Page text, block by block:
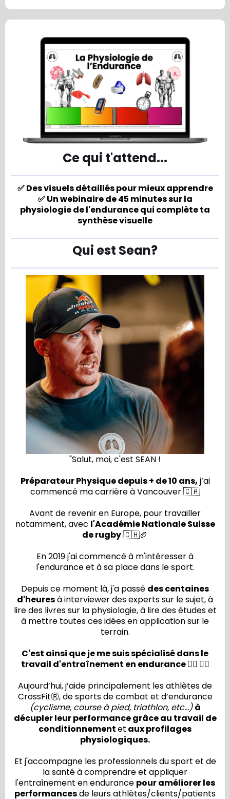
Ce qui t'attend...
✅ Des visuels détaillés pour mieux apprendre
✅ Un webinaire de 45 minutes sur la
physiologie de l'endurance qui complète ta
synthèse visuelle
Qui est Sean?
"Salut, moi, c'est SEAN !
Préparateur Physique depuis + de 10 ans, j’ai
commencé ma carrière à Vancouver 🇨🇦
Avant de revenir en Europe, pour travailler
notamment, avec l'Académie Nationale Suisse
de rugby🇨🇭🏉
En 2019 j'ai commencé à m'intéresser à
l'endurance et à sa place dans le sport.
Depuis ce moment là, j'a passé des centaines
d'heuresà interviewer des experts sur le sujet, à
lire des livres sur la physiologie, à lire des études et
à mettre toutes ces idées en application sur le
terrain.
C'est ainsi que je me suis spécialisé dans le
travail d'entraînement en endurance 🚴‍♂️ 🏃‍♂️
Aujourd’hui, j’aide principalement les athlètes de
CrossFitⓇ, de sports de combat et d’endurance
(cyclisme, course à pied, triathlon, etc…)à
décupler leur performance grâce au travail de
conditionnementet aux profilages
physiologiques.
Et j'accompagne les professionnels du sport et de
la santé à comprendre et appliquer
l'entraînement en endurance pour améliorer les
performancesde leurs athlètes/clients/patients